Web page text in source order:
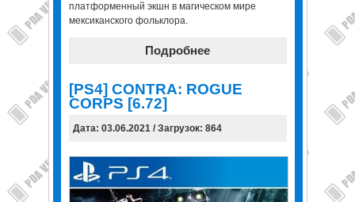
платформенный экшн в магическом мире
мексиканского фольклора.
Подробнее
[PS4] CONTRA: ROGUE
CORPS [6.72]
Дата: 03.06.2021 / Загрузок: 864